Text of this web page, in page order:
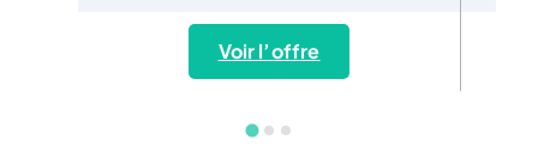
Voir l’offre